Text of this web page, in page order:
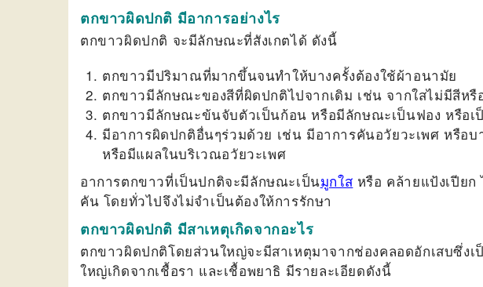
ตกขาวผิดปกติ มีอาการอย่างไร
ตกขาวผิดปกติ จะมีลักษณะที่สังเกตได้ ดังนี้
ตกขาวมีปริมาณที่มากขึ้นจนทำให้บางครั้งต้องใช้ผ้าอนามัย
ตกขาวมีลักษณะของสีที่ผิดปกติไปจากเดิม เช่น จากใสไม่มีสีหรื
ตกขาวมีลักษณะข้นจับตัวเป็นก้อน หรือมีลักษณะเป็นฟอง หรือเ
มีอาการผิดปกติอื่นๆร่วมด้วย เช่น มีอาการคันอวัยวะเพศ หรือ
หรือมีแผลในบริเวณอวัยวะเพศ
อาการตกขาวที่เป็นปกติจะมีลักษณะเป็นมูกใส หรือ คล้ายแป้งเปีย
คัน โดยทั่วไปจึงไม่จำเป็นต้องให้การรักษา
ตกขาวผิดปกติ มีสาเหตุเกิดจากอะไร
ตกขาวผิดปกติโดยส่วนใหญ่จะมีสาเหตุมาจากช่องคลอดอักเสบซึ่ง
ใหญ่เกิดจากเชื้อรา และเชื้อพยาธิ มีรายละเอียดดังนี้